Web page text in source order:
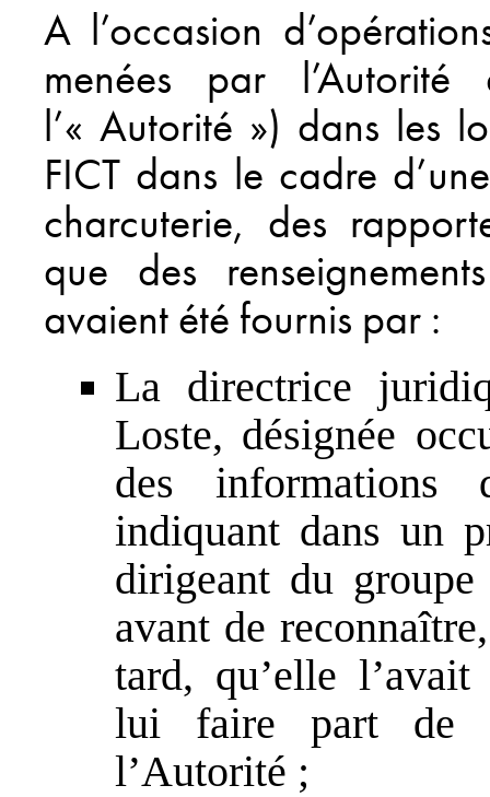
A l’occasion
menées par
l’« Autorité ») dans les
FICT dans le cadre
charcuterie, des
que des
avaient été fournis par :
La directrice
Loste, désignée
des informations
indiquant dans un
dirigeant du
avant de
tard, qu’elle
lui faire part de
l’Autorité ;